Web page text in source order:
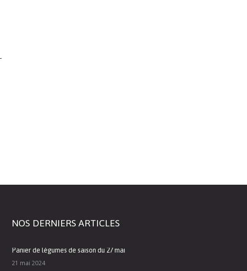
NOS DERNIERS ARTICLES
Panier de légumes de saison du 27 mai
21 mai 2024